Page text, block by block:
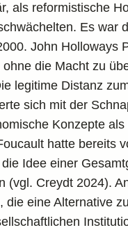
als reformistische
Es war
John Holloways
die Macht zu
legitime Distanz
sich mit der
Konzepte als
hatte bereits
Idee einer
(vgl. Creydt 2024).
die eine Alternative zu